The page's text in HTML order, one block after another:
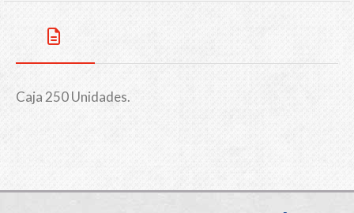
Caja 250 Unidades.